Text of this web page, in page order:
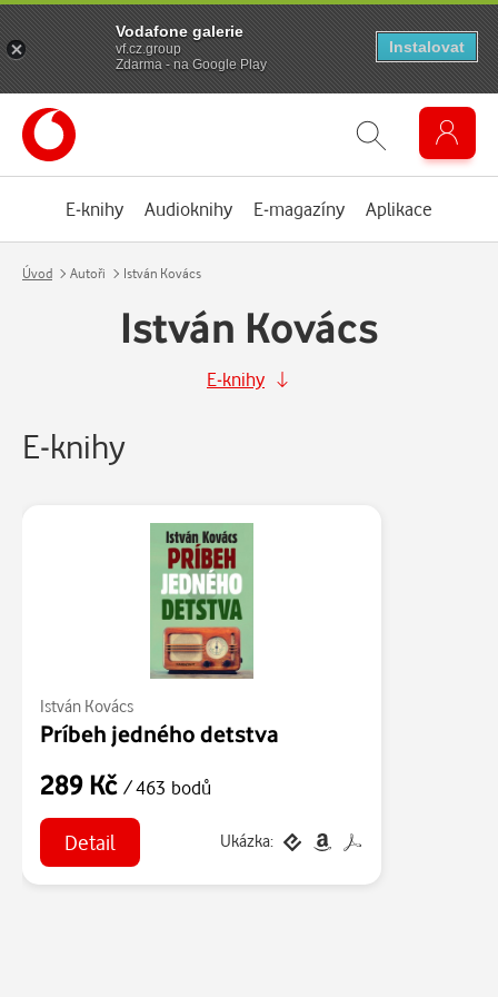
E-knihy Audioknihy E-magazíny Aplikace
Úvod Autoři István Kovács
István Kovács
E-knihy
E-knihy
István Kovács
Príbeh jedného detstva
289 Kč / 463 bodů
Detail Ukázka:
Vodafone galerie
vf.cz.group
Zdarma - na Google Play
Instalovat